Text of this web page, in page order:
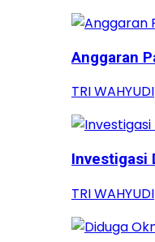
Anggaran
TRI WAHYUDI
Investigasi
TRI WAHYUDI